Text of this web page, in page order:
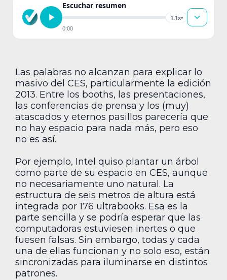
Escuchar resumen
1.1x▾
0:00
Las palabras no alcanzan para explicar lo
masivo del CES, particularmente la edición
2013. Entre los booths, las presentaciones,
las conferencias de prensa y los (muy)
atascados y eternos pasillos parecería que
no hay espacio para nada más, pero eso
no es así.
Por ejemplo, Intel quiso plantar un árbol
como parte de su espacio en CES, aunque
no necesariamente uno natural. La
estructura de seis metros de altura está
integrada por 176 ultrabooks. Esa es la
parte sencilla y se podría esperar que las
computadoras estuviesen inertes o que
fuesen falsas. Sin embargo, todas y cada
una de ellas funcionan y no solo eso, están
sincronizadas para iluminarse en distintos
patrones.